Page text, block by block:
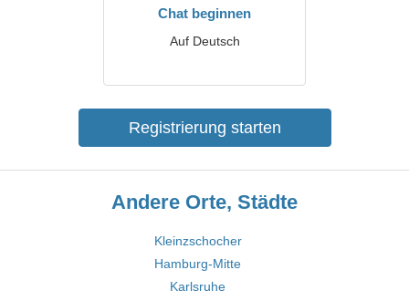
Chat beginnen
Auf Deutsch
Registrierung starten
Andere Orte, Städte
Kleinzschocher
Hamburg-Mitte
Karlsruhe